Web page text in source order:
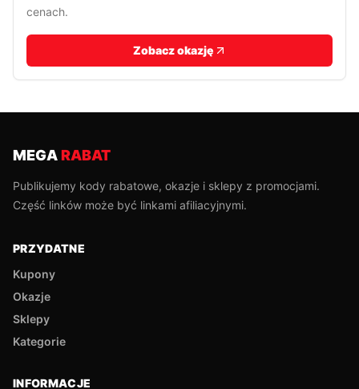
cenach.
Zobacz okazję
MEGARABAT
Publikujemy kody rabatowe, okazje i sklepy z promocjami.
Część linków może być linkami afiliacyjnymi.
PRZYDATNE
Kupony
Okazje
Sklepy
Kategorie
INFORMACJE